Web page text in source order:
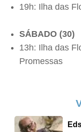
19h: Ilha das
SÁBADO (30)
13h: Ilha das
Promessas